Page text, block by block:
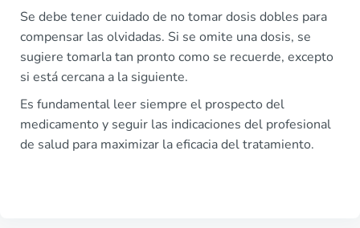
Se debe tener cuidado de no tomar dosis dobles para
compensar las olvidadas. Si se omite una dosis, se
sugiere tomarla tan pronto como se recuerde, excepto
si está cercana a la siguiente.
Es fundamental leer siempre el prospecto del
medicamento y seguir las indicaciones del profesional
de salud para maximizar la eficacia del tratamiento.